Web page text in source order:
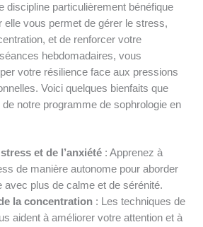
discipline particulièrement bénéfique
elle vous permet de gérer le stress,
et de renforcer votre
hebdomadaires, vous
votre résilience face aux pressions
Voici quelques bienfaits que
notre programme de sophrologie en
et de l’anxiété: Apprenez à
de manière autonome pour aborder
avec plus de calme et de sérénité.
la concentration: Les techniques de
aident à améliorer votre attention et à